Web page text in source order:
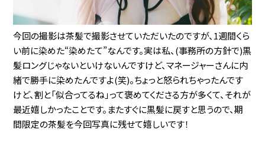
今回の撮影は茶髪で撮影させていただいたのですが、1週間くら
い前に染めた“染めたて”なんです。実は私、(事務所の方針で)黒
髪ロングじゃないといけないんですけど、マネージャーさんに内
緒で勝手に染めたんですよ(笑)。ちょっと怒られちゃったんです
けど、割と「似合ってるね」って褒めてくださる方が多くて、それが
最近嬉しかったことです。またすぐに黒髪に戻すと思うので、期
間限定の茶髪を今回写真に残せて嬉しいです！